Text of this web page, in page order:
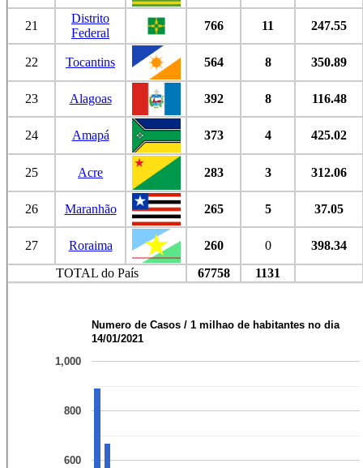
21
Distrito
Federal
766 11 247.55
22 Tocantins 564 8 350.89
23 Alagoas 392 8 116.48
24 Amapá 373 4 425.02
25 Acre 283 3 312.06
26 Maranhão 265 5 37.05
27 Roraima 260 0
398.34
TOTAL do País
67758 1131
Numero de Casos / 1 milhao de habitantes no dia
14/01/2021
600
800
1,000